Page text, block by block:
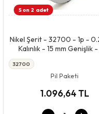
Son 2 adet
Nikel Şerit - 32700 - 1p -
Kalınlık - 15 mm Genişlik -
32700
Pil Paketi
1.096,64 TL